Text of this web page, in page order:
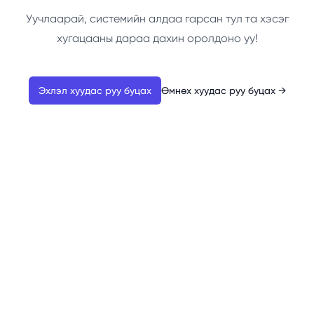
Уучлаарай, системийн алдаа гарсан тул та хэсэг
хугацааны дараа дахин оролдоно уу!
Эхлэл хуудас руу буцах Өмнөх хуудас руу буцах →